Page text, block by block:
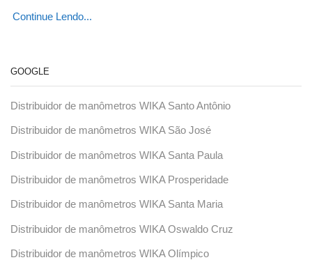
Continue Lendo...
GOOGLE
Distribuidor de manômetros WIKA Santo Antônio
Distribuidor de manômetros WIKA São José
Distribuidor de manômetros WIKA Santa Paula
Distribuidor de manômetros WIKA Prosperidade
Distribuidor de manômetros WIKA Santa Maria
Distribuidor de manômetros WIKA Oswaldo Cruz
Distribuidor de manômetros WIKA Olímpico